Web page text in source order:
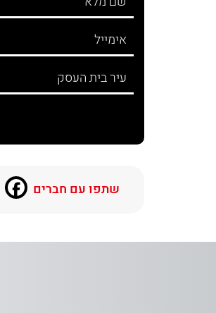
שתפו עם חברים